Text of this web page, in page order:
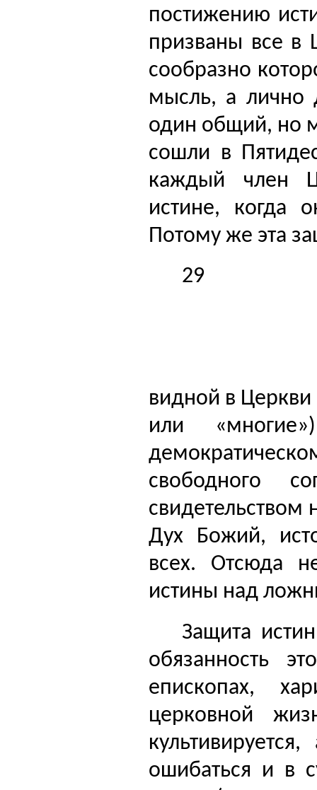
постижению
призваны все в
сообразно
мысль, а лично
один общий, но
сошли в
каждый член
истине, когда
Потому же эта
29
видной в Церкви
или
свободного
свидетельством
Дух Божий,
всех. Отсюда
истины над
Защита
обязан­ность
епископах,
церковной
ошибаться и в